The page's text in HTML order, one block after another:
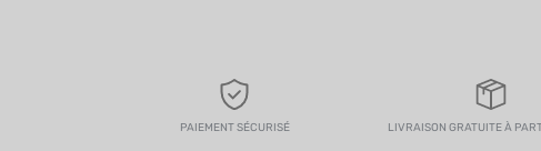
PAIEMENT SÉCURISÉ LIVRAISON GRATUITE À